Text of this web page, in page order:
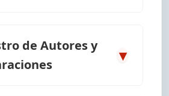
de Autores y
▾